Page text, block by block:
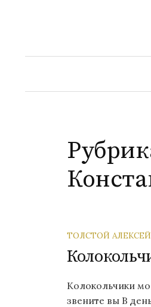
ТОЛСТОЙ
Колокольчики
звените вы В